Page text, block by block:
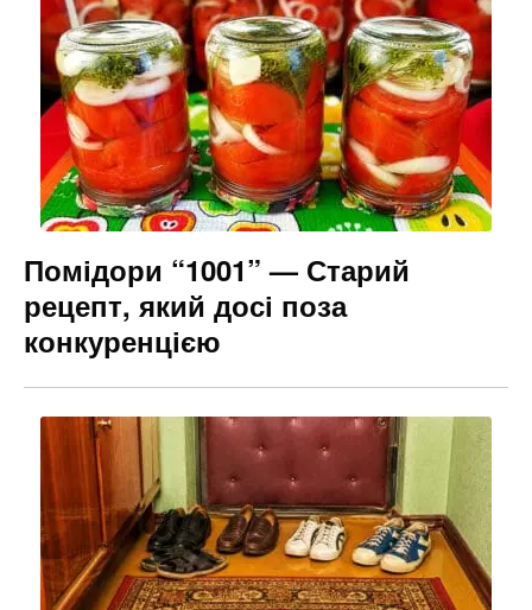
Помідори “1001” — Старий
рецепт, який досі поза
конкуренцією